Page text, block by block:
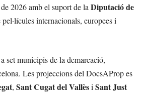
2026 amb el suport de laDiputació de
internacionals, europees i
set municipis de la demarcació,
Les projeccions del DocsAProp es
, Sant Cugat del VallèsiSant Just